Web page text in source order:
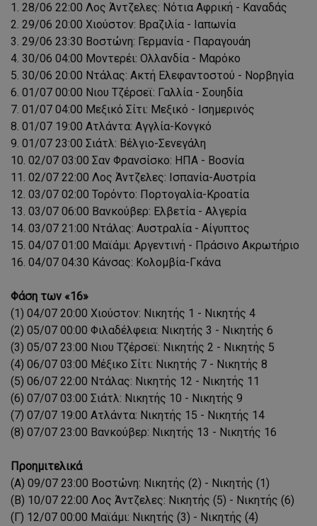
1. 28/06 22:00 Λος Άντζελες: Νότια Αφρική - Καναδάς
2. 29/06 20:00 Χιούστον: Βραζιλία - Ιαπωνία
3. 29/06 23:30 Βοστώνη: Γερμανία - Παραγουάη
4. 30/06 04:00 Μοντερέι: Ολλανδία - Μαρόκο
5. 30/06 20:00 Ντάλας: Ακτή Ελεφαντοστού - Νορβηγία
6. 01/07 00:00 Νιου Τζέρσεϊ: Γαλλία - Σουηδία
7. 01/07 04:00 Μεξικό Σίτι: Μεξικό - Iσημερινός
8. 01/07 19:00 Ατλάντα: Αγγλία-Κονγκό
9. 01/07 23:00 Σιάτλ: Βέλγιο-Σενεγάλη
10. 02/07 03:00 Σαν Φρανσίσκο: ΗΠΑ - Βοσνία
11. 02/07 22:00 Λος Άντζελες: Ισπανία-Αυστρία
12. 03/07 02:00 Τορόντο: Πορτογαλία-Κροατία
13. 03/07 06:00 Βανκούβερ: Ελβετία - Αλγερία
14. 03/07 21:00 Ντάλας: Αυστραλία - Αίγυπτος
15. 04/07 01:00 Μαϊάμι: Αργεντινή - Πράσινο Ακρωτήριο
16. 04/07 04:30 Κάνσας: Κολομβία-Γκάνα
Φάση των «16»
(1) 04/07 20:00 Χιούστον: Νικητής 1 - Νικητής 4
(2) 05/07 00:00 Φιλαδέλφεια: Νικητής 3 - Νικητής 6
(3) 05/07 23:00 Νιου Τζέρσεϊ: Νικητής 2 - Νικητής 5
(4) 06/07 03:00 Μέξικο Σίτι: Νικητής 7 - Νικητής 8
(5) 06/07 22:00 Ντάλας: Νικητής 12 - Νικητής 11
(6) 07/07 03:00 Σιάτλ: Νικητής 10 - Νικητής 9
(7) 07/07 19:00 Ατλάντα: Νικητής 15 - Νικητής 14
(8) 07/07 23:00 Βανκούβερ: Νικητής 13 - Νικητής 16
Προημιτελικά
(Α) 09/07 23:00 Βοστώνη: Νικητής (2) - Νικητής (1)
(Β) 10/07 22:00 Λος Άντζελες: Νικητής (5) - Νικητής (6)
(Γ) 12/07 00:00 Μαϊάμι: Νικητής (3) - Νικητής (4)